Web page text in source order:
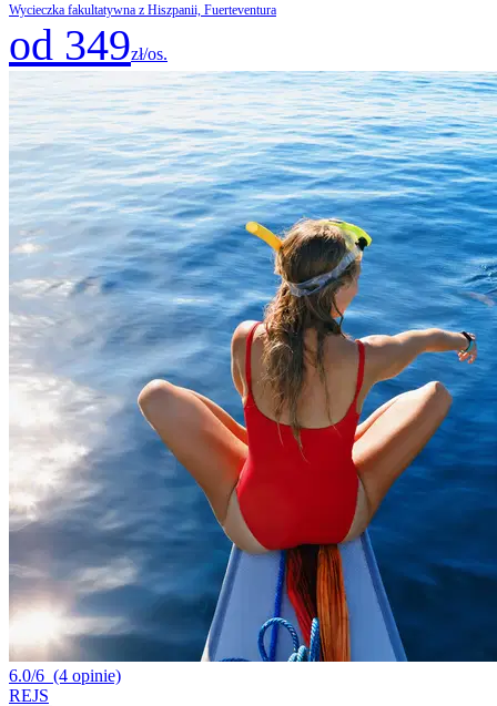
Wycieczka fakultatywna z Hiszpanii, Fuerteventura
od 349zł/os.
6.0/6 (4 opinie)
REJS